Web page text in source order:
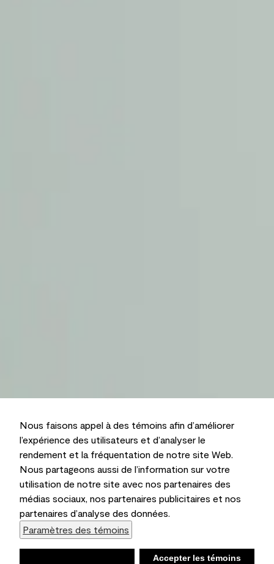
Nous faisons appel à des témoins afin d’améliorer
l’expérience des utilisateurs et d’analyser le
rendement et la fréquentation de notre site Web.
Nous partageons aussi de l’information sur votre
utilisation de notre site avec nos partenaires des
médias sociaux, nos partenaires publicitaires et nos
partenaires d’analyse des données.
Paramètres des témoins
Accepter les témoins
Liste d’achats